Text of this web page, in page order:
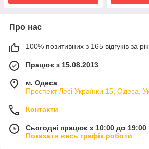
Про нас
100% позитивних з 165 відгуків за рік
Працює з 15.08.2013
м. Одеса
Проспект Лесі Українки 15, Одеса,
Контакти
Сьогодні працює з 10:00 до 19:00
Показати весь графік роботи